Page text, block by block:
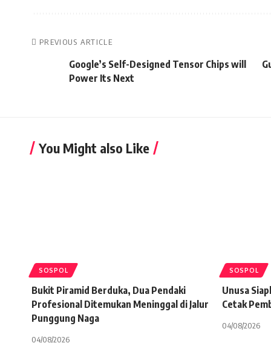
PREVIOUS ARTICLE
Google’s Self-Designed Tensor Chips will
Power Its Next
You Might also Like
SOSPOL
Bukit Piramid Berduka, Dua Pendaki
Profesional Ditemukan Meninggal di Jalur
Punggung Naga
04/08/2026
SOSPOL
Unusa
Cetak
04/08/2026